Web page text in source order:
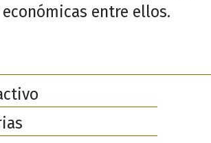
entre ellos.